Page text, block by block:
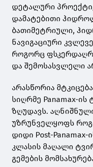
დეტალური
დამატებითი
ბათიმეტრიული,
ნავიგაციური
როგორც
და შემოსასვლელი
არასწორია
სიღრმე Panamax-ის
ზღუდავს.
უზრუნველყოფს
დიდი Post-Panamax-
კლასის მაღალი
გემების